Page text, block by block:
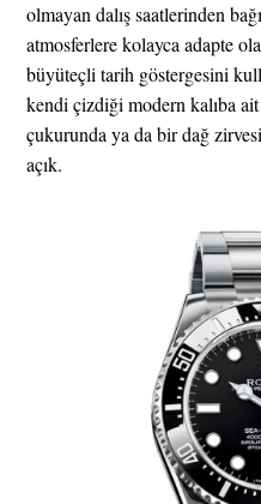
olmayan dalış saatlerinden
atmosferlere kolayca adapte
büyüteçli tarih göstergesini
kendi çizdiği modern kalıba
çukurunda ya da bir dağ
açık.